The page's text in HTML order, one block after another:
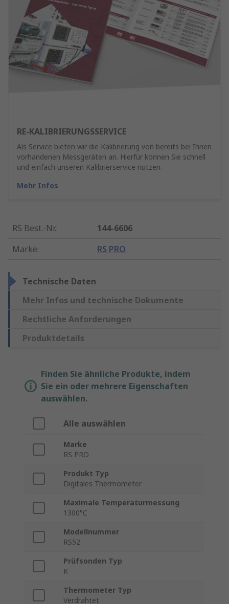
RE-KALIBRIERUNGSSERVICE
Als Service bieten wir die Kalibrierung von bereits bei Ihnen
vorhandenen Messgeräten an. Hierfür können Sie schnell
und einfach unseren Kalibrierservice nutzen.
Mehr Infos
RS Best.-Nr.:
144-6606
Marke: RS PRO
Technische Daten
Mehr Infos und technische Dokumente
Rechtliche Anforderungen
Produktdetails
Finden Sie ähnliche Produkte, indem
Sie ein oder mehrere Eigenschaften
auswählen.
Alle auswählen
Marke
RS PRO
Produkt Typ
Digitales Thermometer
Maximale Temperaturmessung
1300°C
Modellnummer
RS52
Prüfsonden Typ
K
Thermometer Typ
Verdrahtet